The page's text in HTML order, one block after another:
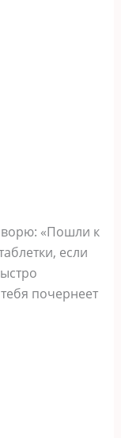
«Пошли к
если
почернеет